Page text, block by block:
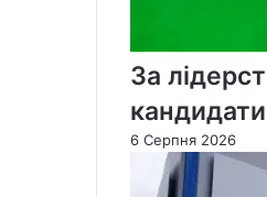
За
кандидати
6 Серпня 2026